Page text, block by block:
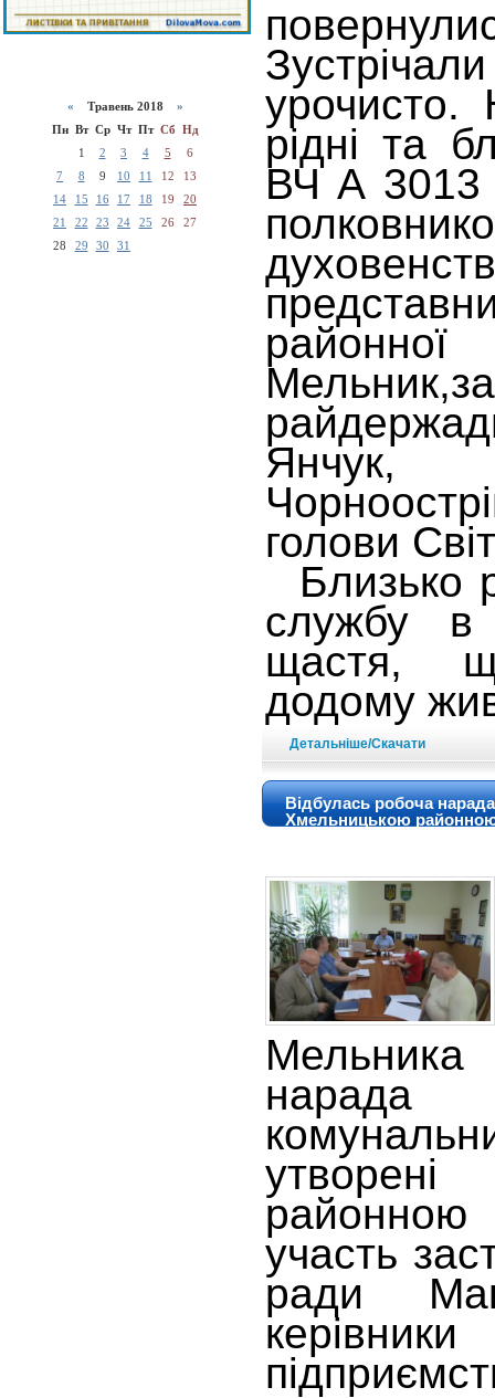
« Травень 2018 »
Пн Вт Ср Чт Пт Сб Нд
1
2 3 4 5
6
7
8 9 10 11 12
13
14
15 16 17 18 19
20
21
22 23 24 25 26
27
28
29 30 31
урочисто.
рідні та
ВЧ А 3013
Янчук,
голови
Близько
службу
щастя,
додому
Детальніше/Скачати
Відбулась робоча
Хмельницькою
участь
ради